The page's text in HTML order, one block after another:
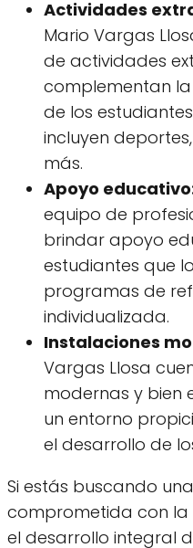
Actividades
Mario Vargas
de actividades
complementan
de los
incluyen
más.
Apoyo
equipo de
brindar apoyo
estudiantes que
programas de
individualizada.
Instalaciones
Vargas Llosa
modernas y bien
un entorno
el desarrollo de
Si estás buscando
comprometida con la
el desarrollo integral